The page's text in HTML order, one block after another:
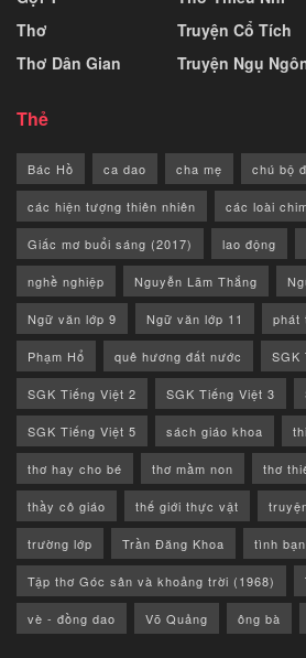
Thơ
Thơ Dân Gian
Truyện Cổ Tích
Truyện Ngụ
Thẻ
Bác Hồ ca dao cha mẹ chú bộ
các hiện tượng thiên nhiên các loài
Giấc mơ buổi sáng (2017) lao động
nghề nghiệp Nguyễn Lãm Thắng
Ngữ văn lớp 9 Ngữ văn lớp 11 phát
Phạm Hổ quê hương đất nước SGK
SGK Tiếng Việt 2 SGK Tiếng Việt 3
SGK Tiếng Việt 5 sách giáo khoa
thơ hay cho bé thơ mầm non thơ
thầy cô giáo thế giới thực vật
trường lớp Trần Đăng Khoa tình bạn
Tập thơ Góc sân và khoảng trời (1968)
vè - đồng dao Võ Quảng ông bà